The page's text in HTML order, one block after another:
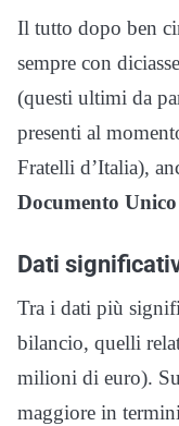
Il tutto dopo ben
sempre con
(questi ultimi da
presenti al
Fratelli d’Italia),
Documento
Dati
Tra i dati più
bilancio, quelli
milioni di euro).
maggiore in